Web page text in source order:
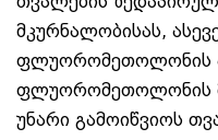
მკურნალობისას,
ფლუორომეთოლონის
ფლუორომეთოლონის
უნარი გამოიწვიოს